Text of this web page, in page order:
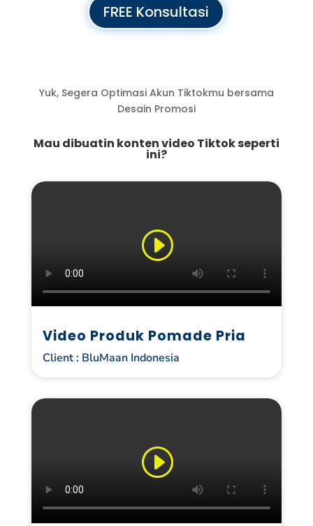
FREE Konsultasi
Yuk, Segera Optimasi Akun Tiktokmu bersama
Desain Promosi
Mau dibuatin konten video Tiktok seperti
ini?
Video Produk Pomade Pria
Client : BluMaan Indonesia